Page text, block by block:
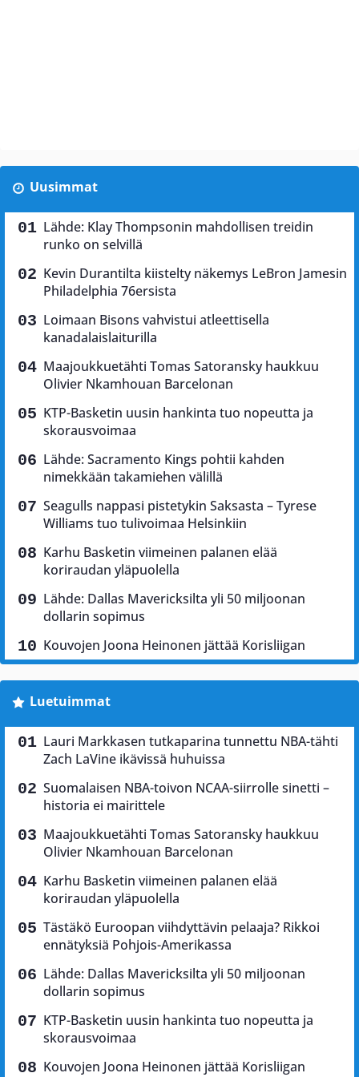
Uusimmat
Lähde: Klay Thompsonin mahdollisen treidin
runko on selvillä
Kevin Durantilta kiistelty näkemys LeBron Jamesin
Philadelphia 76ersista
Loimaan Bisons vahvistui atleettisella
kanadalaislaiturilla
Maajoukkuetähti Tomas Satoransky haukkuu
Olivier Nkamhouan Barcelonan
KTP-Basketin uusin hankinta tuo nopeutta ja
skorausvoimaa
Lähde: Sacramento Kings pohtii kahden
nimekkään takamiehen välillä
Seagulls nappasi pistetykin Saksasta – Tyrese
Williams tuo tulivoimaa Helsinkiin
Karhu Basketin viimeinen palanen elää
koriraudan yläpuolella
Lähde: Dallas Mavericksilta yli 50 miljoonan
dollarin sopimus
Kouvojen Joona Heinonen jättää Korisliigan
Luetuimmat
Lauri Markkasen tutkaparina tunnettu NBA-tähti
Zach LaVine ikävissä huhuissa
Suomalaisen NBA-toivon NCAA-siirrolle sinetti –
historia ei mairittele
Maajoukkuetähti Tomas Satoransky haukkuu
Olivier Nkamhouan Barcelonan
Karhu Basketin viimeinen palanen elää
koriraudan yläpuolella
Tästäkö Euroopan viihdyttävin pelaaja? Rikkoi
ennätyksiä Pohjois-Amerikassa
Lähde: Dallas Mavericksilta yli 50 miljoonan
dollarin sopimus
KTP-Basketin uusin hankinta tuo nopeutta ja
skorausvoimaa
Kouvojen Joona Heinonen jättää Korisliigan